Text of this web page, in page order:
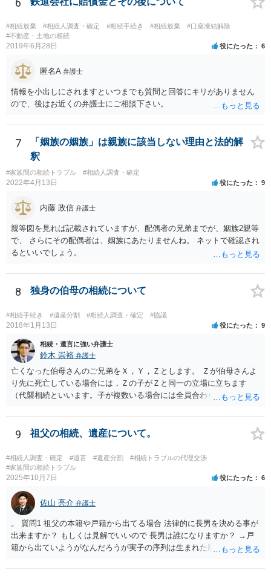
の遺産分割協議が有効に成立している」という前提に基づく主張は困
難と思われます。 「ＡＢＣ間の遺産分割協議は未了のまま，ＡとＢが
死亡し，二次相続が発生した」という前提に基づいて協議を進める必
要があります。 もちろん，Ｃの立場としては，ＡＢＣ間の遺産分割協
人は応じない姿勢を示していることから，実現は困難だと思います。
しどころ）としては，譲歩することを甘受しなければならないかもし
れません。
#相続放棄 #相続人調査・確定 #相続手続き #相続放棄
#口座凍結解除
#不動産・土地の相続
2019年6月28日 役にたった 6
匿名A 弁護士
情報を小出しにされますといつまでも質問と回答にキリがありません
ので、後はお近くの弁護士にご相談下さい。
7
「姻族の姻族」は親族に該当しない理由と法的解
釈
#家族間の相続トラブル #相続人調査・確定
2022年4月13日 役にたった 9
内藤 政信 弁護士
親等図を見れば記載されていますが、配偶者の兄弟までが、姻族2親等
で、 さらにその配偶者は、姻族にあたりませんね。 ネットで確認され
るといいでしょう。
8 独身の伯母の相続について
#相続手続き #遺産分割 #相続人調査・確定 #協議
2018年1月13日 役にたった 9
相続・遺言に強い弁護士
鈴木 崇裕 弁護士
亡くなった伯母さんのご兄弟をＸ，Ｙ，Ｚとします。 Ｚが伯母さんよ
り先に死亡している場合には，Ｚの子がＺと同一の立場に立ちます
（代襲相続といいます。子が複数いる場合には全員合わせてＺと同一
つの相続分を有していますので， そのことを前提として，遺産分割協
議をすることになります（必ずしも３分の１ずつにしなくても，合意
ができれば構いません。）。 今後の対応としては， ①伯母さんの相続
財産（遺産）の全容を整理する（預貯金，有価証券，不動産等の有無
を調べることになります。） ②相続財産に照らし，相続税の申告の準
備をする（税理士の先生にご相談ください。） ③遺産分割協議をする
（ご本人同士で行っても構いませんし，弁護士に相談することもよろ
しいと思います。） ことになります。
9 祖父の相続、遺産について。
#相続人調査・確定 #遺言 #遺産分割
#相続トラブルの代理交渉
#家族間の相続トラブル
2025年10月7日 役にたった 6
佐山 亮介 弁護士
。 質問1 祖父の本籍や戸籍から出てる場合 法律的に長男を決める事が
出来ますか？ もしくは見解でいいので 長男は誰になりますか？ →戸
籍から出ていようがなんだろうが実子の序列は生まれた順ですから、
書が腹違いの長男に向けてある場合 書かれてる内容が最優先にされる